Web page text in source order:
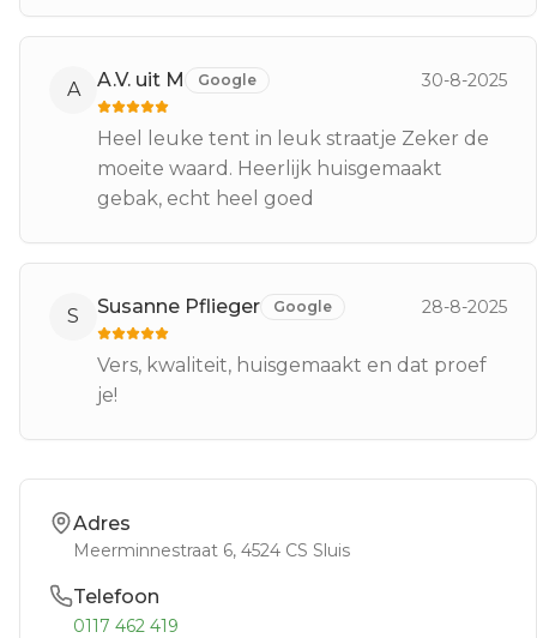
A A.V. uit M Google 30-8-2025
Heel leuke tent in leuk straatje Zeker de
moeite waard. Heerlijk huisgemaakt
gebak, echt heel goed
S Susanne Pflieger Google 28-8-2025
Vers, kwaliteit, huisgemaakt en dat proef
je!
Adres
Meerminnestraat 6, 4524 CS Sluis
Telefoon
0117 462 419